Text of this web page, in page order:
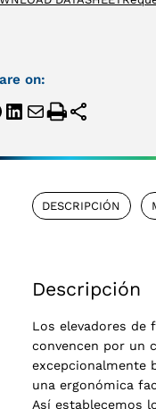
on:
DESCRIPCIÓN
Descripción
Los elevadores de
convencen por un
excepcionalmente
una ergonómica
Así establecemos